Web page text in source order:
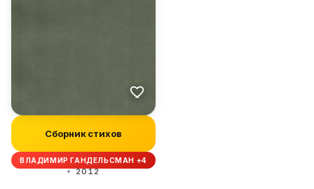
Сборник стихов
ВЛАДИМИР ГАНДЕЛЬСМАН +4
2012